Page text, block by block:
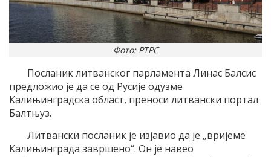
Фото: РТРС
Посланик литванског парламента Линас Балсис
предложио је да се од Русије одузме
Калињинградска област, преноси литвански портал
Балтњуз.
Литвански посланик је изјавио да је „вријеме
Калињинграда завршено“. Он је навео